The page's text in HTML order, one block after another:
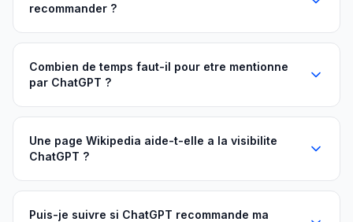
recommander ?
Combien de temps faut-il pour etre mentionne
par ChatGPT ?
Une page Wikipedia aide-t-elle a la visibilite
ChatGPT ?
Puis-je suivre si ChatGPT recommande ma